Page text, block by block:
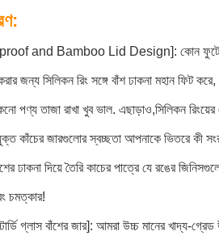
and Bamboo Lid Design]: কোন ফুটো এবং
জন্য সিলিকন রিং সঙ্গে বাঁশ ঢাকনা মহান ফিট
পণ্য তাজা রাখা খুব ভাল. এছাড়াও,সিলিকন রিংয়ের
কাঁচের জারগুলোর স্বচ্ছতা আপনাকে ভিতরে কী
ঢাকনা দিয়ে তৈরি কাচের পাত্রে যে রঙের
চমত্কার!
গ্লাস বাঁশের জার]: আমরা উচ্চ মানের খাদ্য-গ্রেড